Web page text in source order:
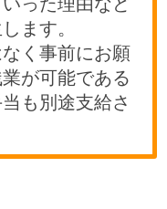
ます。
く事前にお願
が可能である
も別途支給さ